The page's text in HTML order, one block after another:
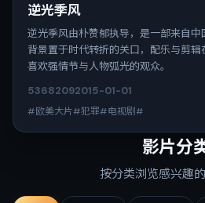
逆光季风
逆光季风由朴赞郁执导，是一部来自
背景置于时代转折的关口，配乐与剪
喜欢强情节与人物弧光的观众。
53682092015-01-01
#欧美大片#犯罪#电视剧#
影片分
按分类浏览感兴趣